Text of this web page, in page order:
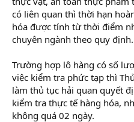
có liên quan thì thời hạn
hóa được tính từ thời điểm
chuyên ngành theo quy định.
Trường hợp lô hàng có số
việc kiểm tra phức tạp thì
làm thủ tục hải quan quyết
kiểm tra thực tế hàng hóa,
không quá 02 ngày.